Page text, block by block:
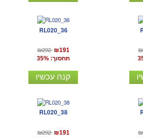
RL020_36
₪292 ₪191
תחסוך: 35%
קנה עכשיו
RL020_38
₪292 ₪191